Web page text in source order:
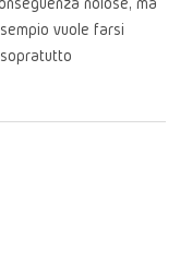
vuole farsi